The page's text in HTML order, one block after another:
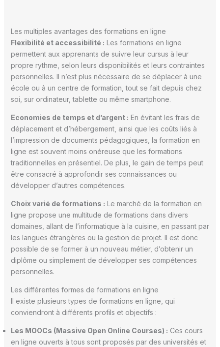
Les multiples avantages des formations en ligne
Flexibilité et accessibilité : Les formations en ligne
permettent aux apprenants de suivre leur cursus à leur
propre rythme, selon leurs disponibilités et leurs contraintes
personnelles. Il n’est plus nécessaire de se déplacer à une
école ou à un centre de formation, tout se fait depuis chez
soi, sur ordinateur, tablette ou même smartphone.
Economies de temps et d’argent : En évitant les frais de
déplacement et d’hébergement, ainsi que les coûts liés à
l’impression de documents pédagogiques, la formation en
ligne est souvent moins onéreuse que les formations
traditionnelles en présentiel. De plus, le gain de temps peut
être consacré à approfondir ses connaissances ou
développer d’autres compétences.
Choix varié de formations : Le marché de la formation en
ligne propose une multitude de formations dans divers
domaines, allant de l’informatique à la cuisine, en passant par
les langues étrangères ou la gestion de projet. Il est donc
possible de se former à un nouveau métier, d’obtenir un
diplôme ou simplement de développer ses compétences
personnelles.
Les différentes formes de formations en ligne
Il existe plusieurs types de formations en ligne, qui
conviendront à différents profils et objectifs :
Les MOOCs (Massive Open Online Courses) : Ces cours
en ligne ouverts à tous sont proposés par des universités et